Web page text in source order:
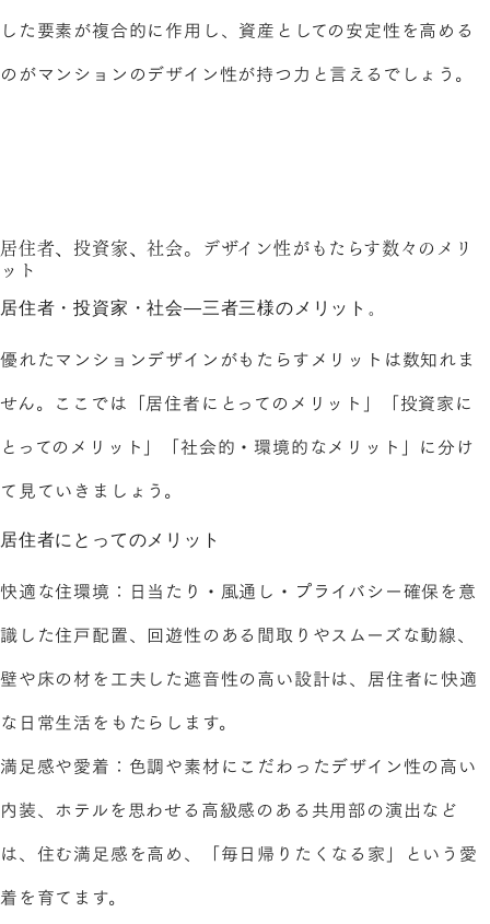
した要素が複合的に作用し、資産としての安定性を高める
のがマンションのデザイン性が持つ力と言えるでしょう。
居住者、投資家、社会。デザイン性がもたらす数々のメリ
ット
居住者・投資家・社会―三者三様のメリット。
優れたマンションデザインがもたらすメリットは数知れま
せん。ここでは「居住者にとってのメリット」「投資家に
とってのメリット」「社会的・環境的なメリット」に分け
て見ていきましょう。
居住者にとってのメリット
快適な住環境：日当たり・風通し・プライバシー確保を意
識した住戸配置、回遊性のある間取りやスムーズな動線、
壁や床の材を工夫した遮音性の高い設計は、居住者に快適
な日常生活をもたらします。
満足感や愛着：色調や素材にこだわったデザイン性の高い
内装、ホテルを思わせる高級感のある共用部の演出など
は、住む満足感を高め、「毎日帰りたくなる家」という愛
着を育てます。